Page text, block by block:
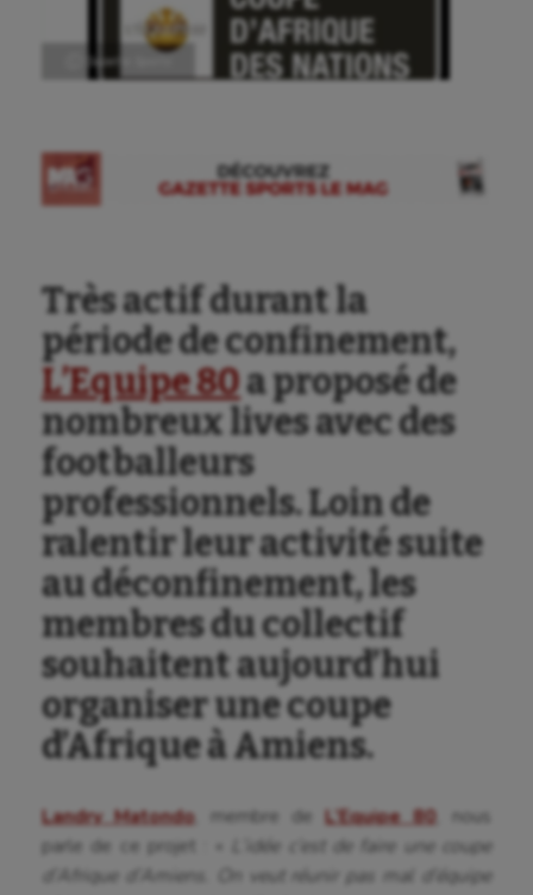
Ⓒ Gazette Sports
Très actif durant la
période de confinement,
L’Equipe 80a proposé de
nombreux lives avec des
footballeurs
professionnels. Loin de
ralentir leur activité suite
au déconfinement, les
membres du collectif
souhaitent aujourd’hui
organiser une coupe
d’Afrique à Amiens.
Landry Matondo , membre de L’Equipe 80 , nous
parle de ce projet : «
L’idée c’est de faire une coupe
d’Afrique d’Amiens. On veut réunir pas mal d’équipe